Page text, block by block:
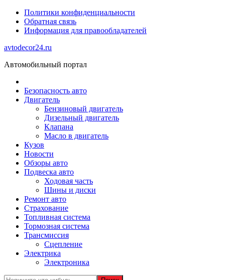
Политики конфиденциальности
Обратная связь
Информация для правообладателей
avtodecor24.ru
Автомобильный портал
Безопасность авто
Двигатель
Бензиновый двигатель
Дизельный двигатель
Клапана
Масло в двигатель
Кузов
Новости
Обзоры авто
Подвеска авто
Ходовая часть
Шины и диски
Ремонт авто
Страхование
Топливная система
Тормозная система
Трансмиссия
Сцепление
Электрика
Электроника